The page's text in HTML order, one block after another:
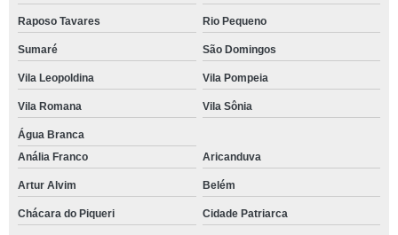
Raposo Tavares Rio Pequeno
Sumaré São Domingos
Vila Leopoldina Vila Pompeia
Vila Romana Vila Sônia
Água Branca
Anália Franco
Aricanduva
Artur Alvim Belém
Chácara do Piqueri Cidade Patriarca